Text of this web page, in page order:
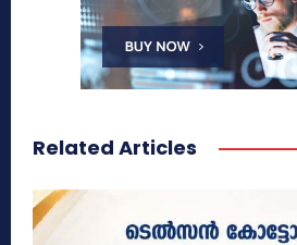
Related Articles